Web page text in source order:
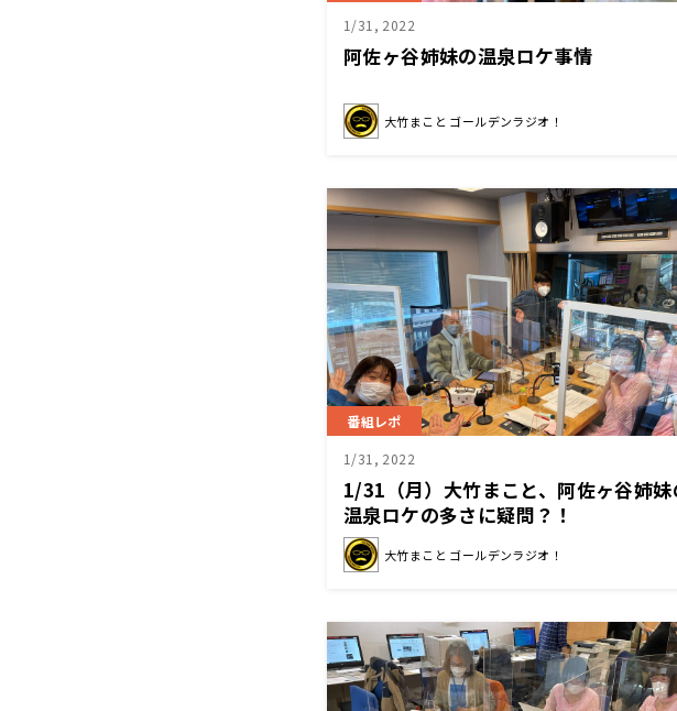
1/31, 2022
阿佐ヶ谷姉妹の温泉ロケ事情
大竹まこと ゴールデンラジオ！
番組レポ
1/31, 2022
1/31（月）大竹まこと、阿佐ヶ谷姉妹
温泉ロケの多さに疑問？！
大竹まこと ゴールデンラジオ！